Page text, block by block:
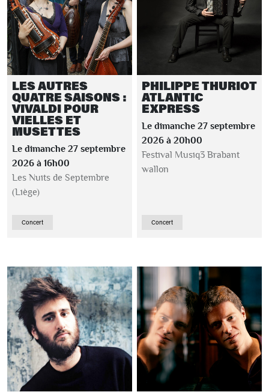
LES AUTRES
QUATRE SAISONS :
VIVALDI POUR
VIELLES ET
MUSETTES
Le dimanche 27 septembre
2026 à 16h00
Les Nuits de Septembre
(Liège)
Concert
PHILIPPE THURIOT
ATLANTIC
EXPRESS
Le dimanche 27 septembre
2026 à 20h00
Festival Musiq3 Brabant
wallon
Concert